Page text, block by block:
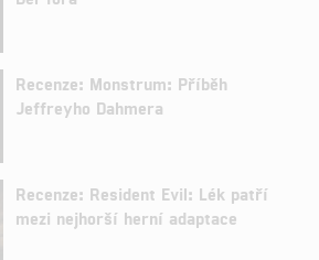
Recenze: Monstrum: Příběh
Jeffreyho Dahmera
Recenze: Resident Evil: Lék patří
mezi nejhorší herní adaptace